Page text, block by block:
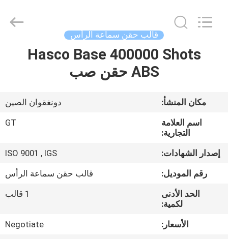
منزل،
منتجات
معلومات
عنا
جولة
المعمل
MOULD
FACTORY.
قالب حقن سماعة الرأس
Hasco Base 400000 Shots
ABS حقن صب
مكان المنشأ:
دونغقوان الصين
اسم العلامة
التجارية:
GT
إصدار الشهادات:
ISO 9001 , IGS
رقم الموديل:
قالب حقن سماعة الرأس
الحد الأدنى
لكمية:
1 قالب
الأسعار:
Negotiate